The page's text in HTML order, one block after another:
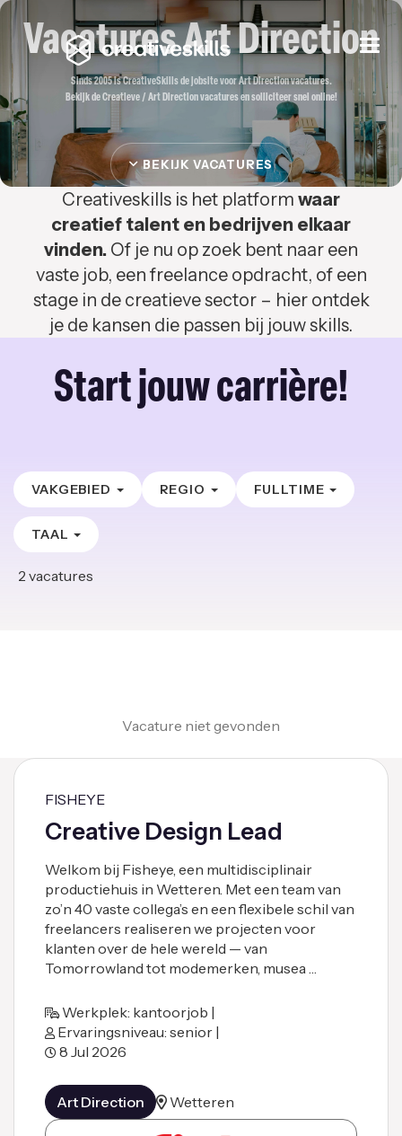
Vacatures Art Direction
Sinds 2005 is CreativeSkills de jobsite voor Art Direction vacatures.
Bekijk de Creatieve / Art Direction vacatures en solliciteer snel online!
BEKIJK VACATURES
Creativeskills is het platform waar
creatief talent en bedrijven elkaar
vinden. Of je nu op zoek bent naar een
vaste job, een freelance opdracht, of een
stage in de creatieve sector – hier ontdek
je de kansen die passen bij jouw skills.
Start jouw carrière!
VAKGEBIED REGIO FULLTIME
TAAL
2 vacatures
Vacature niet gevonden
FISHEYE
Creative Design Lead
Welkom bij Fisheye, een multidisciplinair
productiehuis in Wetteren. Met een team van
zo’n 40 vaste collega’s en een flexibele schil van
freelancers realiseren we projecten voor
klanten over de hele wereld — van
Tomorrowland tot modemerken, musea …
Werkplek: kantoorjob |
Ervaringsniveau: senior |
8 Jul 2026
Art Direction Wetteren